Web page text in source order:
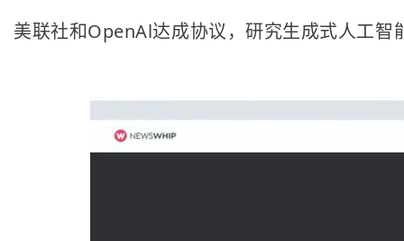
美联社和OpenAl达成协议，研究生成式人工